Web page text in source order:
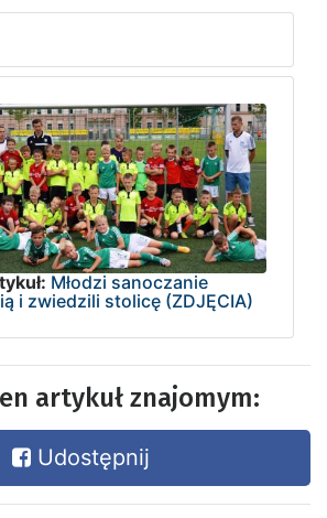
Młodzi sanoczanie
i zwiedzili stolicę (ZDJĘCIA)
artykuł znajomym:
Udostępnij